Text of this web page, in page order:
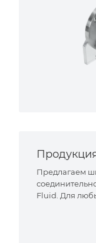
Предлагаем
Fluid. Для